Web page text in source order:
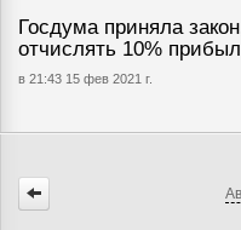
Госдума приняла
отчислять 10%
в 21:43 15 фев 2021 г.